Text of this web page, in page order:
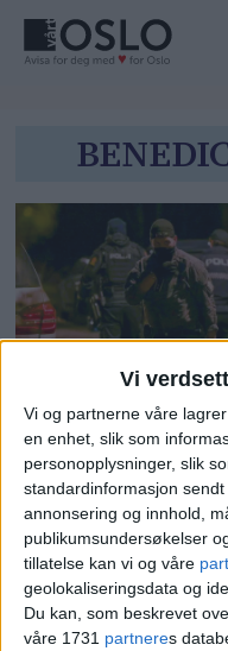
Vi
Vi og partnerne våre
en enhet, slik som
personopplysninger, slik
standardinformasjon
annonsering og innhold,
publikumsundersøkelser
tillatelse kan vi og våre
geolokaliseringsdata og
Du kan, som beskrevet
våre 1731 partneres
Tag:
benedicte
malling
Fem
knivstikking